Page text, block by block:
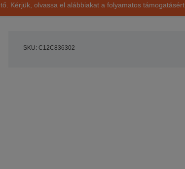
Kérjük, olvassa el alábbiakat a folyamatos támogatásért.
SKU: C12C836302